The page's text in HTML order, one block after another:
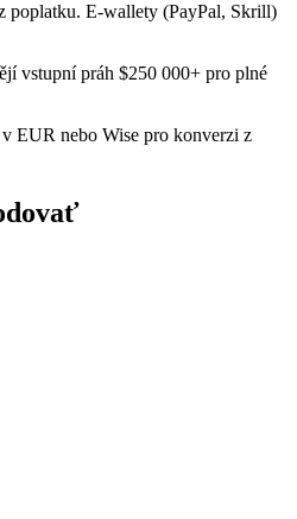
poplatku. E-wallety (PayPal, Skrill)
vstupní práh $250 000+ pro plné
EUR nebo Wise pro konverzi z